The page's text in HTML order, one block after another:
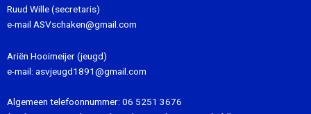
Ruud Wille (secretaris)
e-mail ASVschaken@gmail.com
Ariën Hooimeijer (jeugd)
e-mail: asvjeugd1891@gmail.com
Algemeen telefoonnummer: 06 5251 3676